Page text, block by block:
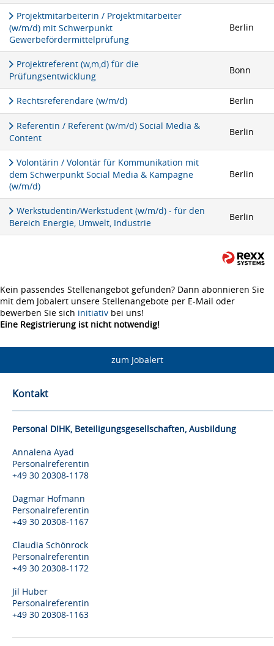
Projektmitarbeiterin / Projektmitarbeiter
(w/m/d) mit Schwerpunkt
Gewerbefördermittelprüfung
Berlin
Projektreferent (w,m,d) für die
Prüfungsentwicklung
Bonn
Rechtsreferendare (w/m/d) Berlin
Referentin / Referent (w/m/d) Social Media &
Content
Berlin
Volontärin / Volontär für Kommunikation mit
dem Schwerpunkt Social Media & Kampagne
(w/m/d)
Berlin
Werkstudentin/Werkstudent (w/m/d) - für den
Bereich Energie, Umwelt, Industrie
Berlin
Kein passendes Stellenangebot gefunden? Dann abonnieren Sie
mit dem Jobalert unsere Stellenangebote per E-Mail oder
bewerben Sie sich initiativ bei uns!
Eine Registrierung ist nicht notwendig!
zum Jobalert
Kontakt
Personal DIHK, Beteiligungsgesellschaften, Ausbildung
Annalena Ayad
Personalreferentin
+49 30 20308-1178
Dagmar Hofmann
Personalreferentin
+49 30 20308-1167
Claudia Schönrock
Personalreferentin
+49 30 20308-1172
Jil Huber
Personalreferentin
+49 30 20308-1163